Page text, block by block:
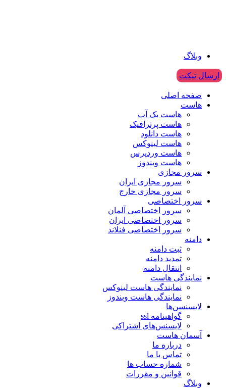
وبلاگ
ارسال تیکت
صفحه اصلی
هاست
هاست بک آپ
هاست پرترافیک
هاست دانلود
هاست لینوکس
هاست وردپرس
هاست ویندوز
سرور مجازی
سرور مجازی ایران
سرور مجازی خارج
سرور اختصاصی
سرور اختصاصی آلمان
سرور اختصاصی ایران
سرور اختصاصی فنلاند
دامنه
ثبت دامنه
تمدید دامنه
انتقال دامنه
نمایندگی هاست
نمایندگی هاست لینوکس
نمایندگی هاست ویندوز
لایسنسن‌ها
گواهینامه ssl
لایسنس‌های اشتراکی
آسمان هاست
درباره ما
تماس با ما
شماره حساب ها
قوانین و مقررات
وبلاگ